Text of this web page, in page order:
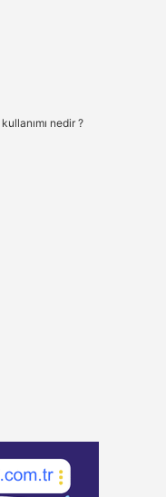
nedir ?